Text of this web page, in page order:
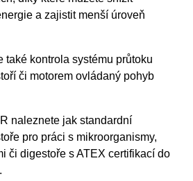
a zajistit menší úroveň
také kontrola systému průtoku
či motorem ovládaný pohyb
naleznete jak standardní
pro práci s mikroorganismy,
či digestoře s ATEX certifikací do